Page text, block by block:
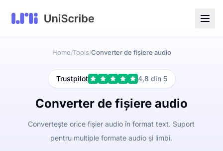
Home/Tools/Converter de fișiere audio
Trustpilot 4,8 din 5
Converter de fișiere audio
Convertește orice fișier audio în format text. Suport
pentru multiple formate audio și limbi.